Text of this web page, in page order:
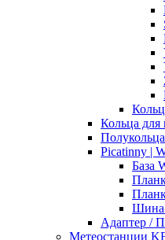
Кольца для
Picatinny |
База
Шина
Адаптер /
Метеостанции